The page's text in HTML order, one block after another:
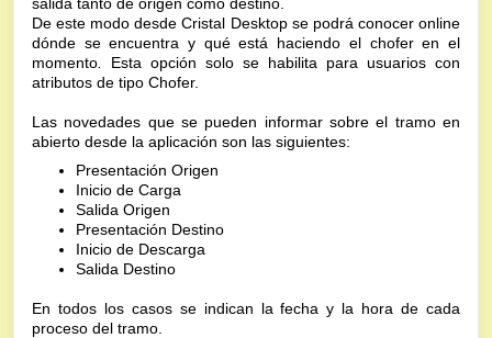
De este modo desde Cristal Desktop se podrá conocer online
dónde se encuentra y qué está haciendo el chofer en el
momento
Esta opción solo se habilita para usuarios con
atributos de tipo Chofer.
Las novedades que se pueden informar sobre el tramo en
abierto desde la aplicación son las siguientes:
Presentación Origen
Inicio de Carga
Salida Origen
Presentación Destino
Inicio de Descarga
Salida Destino
En todos los casos se indican la fecha y la hora de cada
proceso del tramo.